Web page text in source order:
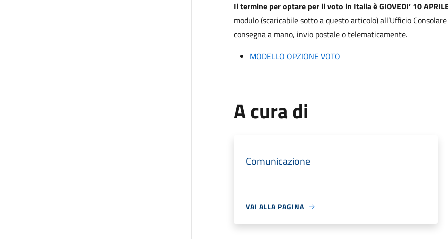
Il termine per optare per il voto in Italia è GIOVEDI’ 10
modulo (scaricabile sotto a questo articolo) all’Ufficio
consegna a mano, invio postale o telematicamente.
MODELLO OPZIONE VOTO
A cura di
Comunicazione
VAI ALLA PAGINA